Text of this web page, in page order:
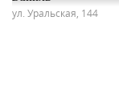
ул. Уральская, 144